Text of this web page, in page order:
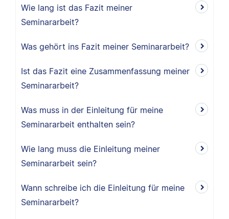
Wie lang ist das Fazit meiner
Seminararbeit?
Was gehört ins Fazit meiner Seminararbeit?
Ist das Fazit eine Zusammenfassung meiner
Seminararbeit?
Was muss in der Einleitung für meine
Seminararbeit enthalten sein?
Wie lang muss die Einleitung meiner
Seminararbeit sein?
Wann schreibe ich die Einleitung für meine
Seminararbeit?